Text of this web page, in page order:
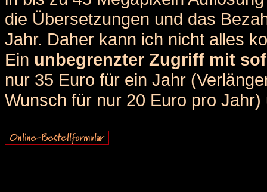
die Übersetzungen und das
Jahr. Daher kann ich nicht alles
Ein unbegrenzter Zugriff mit
nur 35 Euro für ein Jahr
Wunsch für nur 20 Euro pro